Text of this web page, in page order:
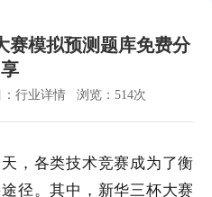
赛模拟预测题库免费分
享
行业详情 浏览： 514次
，各类技术竞赛成为了衡
径。其中，新华三杯大赛